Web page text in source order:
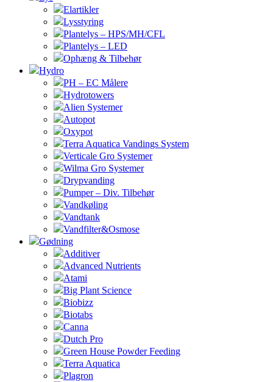
Elartikler
Lysstyring
Plantelys – HPS/MH/CFL
Plantelys – LED
Ophæng & Tilbehør
Hydro
PH – EC Målere
Hydrotowers
Alien Systemer
Autopot
Oxypot
Terra Aquatica Vandings System
Verticale Gro Systemer
Wilma Gro Systemer
Drypvanding
Pumper – Div. Tilbehør
Vandkøling
Vandtank
Vandfilter&Osmose
Gødning
Additiver
Advanced Nutrients
Atami
Big Plant Science
Biobizz
Biotabs
Canna
Dutch Pro
Green House Powder Feeding
Terra Aquatica
Plagron